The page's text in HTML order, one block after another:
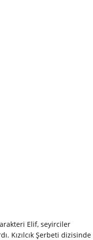
Elif, seyirciler
Kızılcık Şerbeti dizisinde